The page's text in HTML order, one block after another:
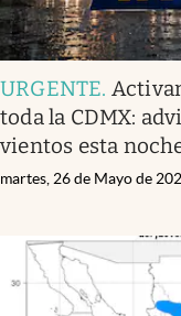
URGENTE.
toda la CDMX:
vientos esta
martes, 26 de Mayo de